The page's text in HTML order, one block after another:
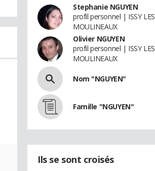
Stephanie NGUYEN
profil personnel | ISSY LES
MOULINEAUX
Olivier NGUYEN
profil personnel | ISSY LES
MOULINEAUX
Nom "NGUYEN"
Famille "NGUYEN"
Ils se sont croisés